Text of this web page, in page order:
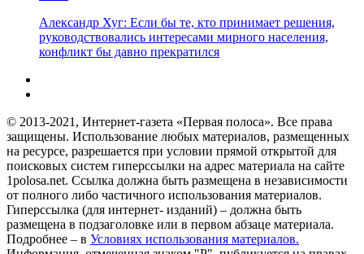
Александр Хуг: Если бы те, кто принимает решения,
руководствовались интересами мирного населения,
конфликт бы давно прекратился
© 2013-2021, Интернет-газета «Первая полоса». Все права
защищены. Использование любых материалов, размещенных
на ресурсе, разрешается при условии прямой открытой для
поисковых систем гиперссылки на адрес материала на сайте
1polosa.net. Ссылка должна быть размещена в независимости
от полного либо частичного использования материалов.
Гиперссылка (для интернет- изданий) – должна быть
размещена в подзаголовке или в первом абзаце материала.
Подробнее – в Условиях использования материалов.